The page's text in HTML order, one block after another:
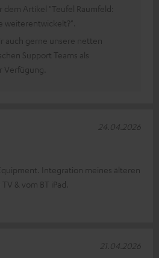
Artikel "Teufel Raumfeld:
weiterentwickelt?".
auch gerne unsere netten
Support Teams als
Verfügung.
Integration meines älteren
& vom BT iPad.
24.04.2026
21.04.2026